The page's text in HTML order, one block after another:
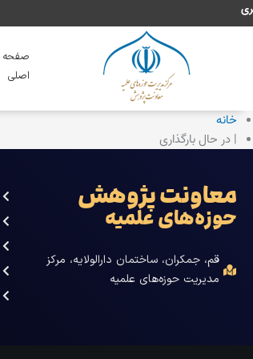
پرش
به
صفحه
اصلی
خانه
| در حال بارگذاری
معاونت پژوهش
حوزه‌های علمیه
قم، جمکران، ساختمان دارالولایه، مرکز
مدیریت حوزه‌های علمیه